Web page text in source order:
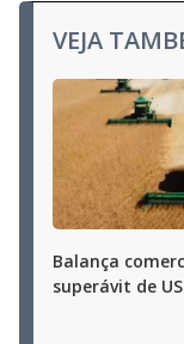
VEJA
Balança
superávit de